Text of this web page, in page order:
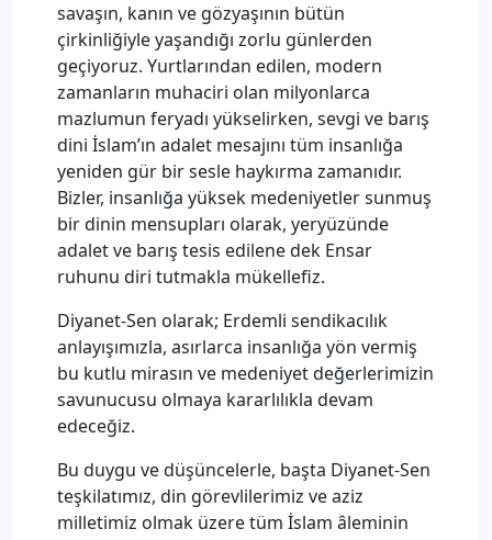
savaşın, kanın ve gözyaşının bütün
çirkinliğiyle yaşandığı zorlu günlerden
geçiyoruz. Yurtlarından edilen, modern
zamanların muhaciri olan milyonlarca
mazlumun feryadı yükselirken, sevgi ve barış
dini İslam’ın adalet mesajını tüm insanlığa
yeniden gür bir sesle haykırma zamanıdır.
Bizler, insanlığa yüksek medeniyetler sunmuş
bir dinin mensupları olarak, yeryüzünde
adalet ve barış tesis edilene dek Ensar
ruhunu diri tutmakla mükellefiz.
Diyanet-Sen olarak; Erdemli sendikacılık
anlayışımızla, asırlarca insanlığa yön vermiş
bu kutlu mirasın ve medeniyet değerlerimizin
savunucusu olmaya kararlılıkla devam
edeceğiz.
Bu duygu ve düşüncelerle, başta Diyanet-Sen
teşkilatımız, din görevlilerimiz ve aziz
milletimiz olmak üzere tüm İslam âleminin